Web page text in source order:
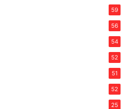
59
56
54
52
51
52
25